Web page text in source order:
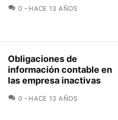
0 COMENTARIOS
HACE 13 AÑOS
Obligaciones de
información contable en
las empresa inactivas
0 COMENTARIOS
HACE 13 AÑOS